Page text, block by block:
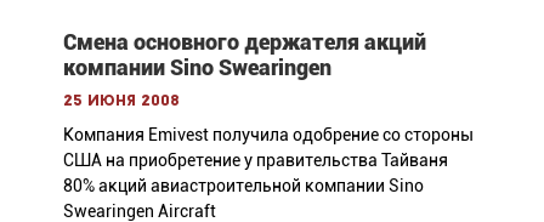
Смена основного держателя акций
компании Sino Swearingen
25 июня 2008
Компания Emivest получила одобрение со стороны
США на приобретение у правительства Тайваня
80% акций авиастроительной компании Sino
Swearingen Aircraft